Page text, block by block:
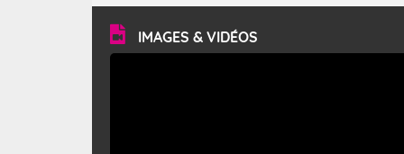
vitesse moyenne de 50 km/h et atteindre 80 à 100 km/h
en rafales, parfois davantage. Il parcourt la basse vallée
du Rhône et la Provence et envahit le littoral
méditerranéen à partir de la Camargue.
IMAGES & VIDÉOS